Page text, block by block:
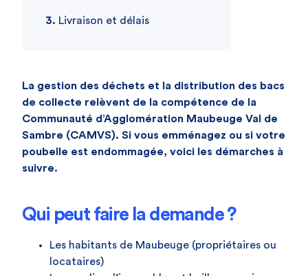
Livraison et délais
La gestion des déchets et la distribution des bacs
de collecte relèvent de la compétence de la
Communauté d’Agglomération Maubeuge Val de
Sambre (CAMVS). Si vous emménagez ou si votre
poubelle est endommagée, voici les démarches à
suivre.
Qui peut faire la demande ?
Les habitants de Maubeuge (propriétaires ou
locataires)